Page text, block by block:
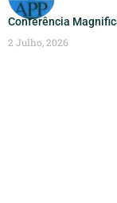
Conferência
2 Julho, 2026